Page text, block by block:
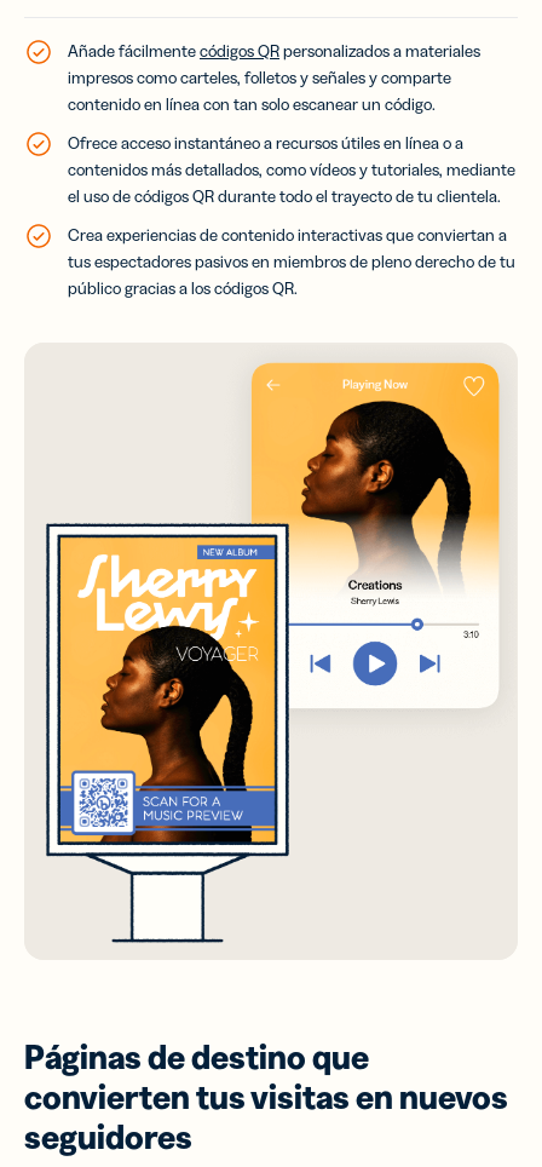
Añade fácilmentecódigos QRpersonalizados a materiales
impresos como carteles, folletos y señales y comparte
contenido en línea con tan solo escanear un código.
Ofrece acceso instantáneo a recursos útiles en línea o a
contenidos más detallados, como vídeos y tutoriales, mediante
el uso de códigos QR durante todo el trayecto de tu clientela.
Crea experiencias de contenido interactivas que conviertan a
tus espectadores pasivos en miembros de pleno derecho de tu
público gracias a los códigos QR.
Páginas de destino que
convierten tus visitas en nuevos
seguidores